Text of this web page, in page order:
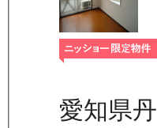
愛知県丹